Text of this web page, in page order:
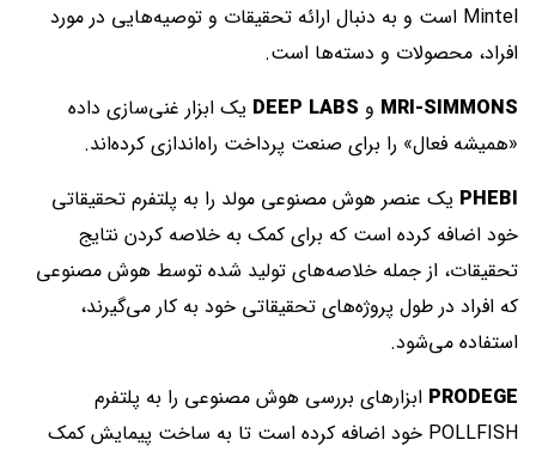
Mintel است و به دنبال ارائه تحقیقات و توصیه‌هایی در مورد
افراد، محصولات و دسته‌ها است.
MRI-SIMMONS و DEEP LABS یک ابزار غنی‌سازی داده
«همیشه فعال» را برای صنعت پرداخت راه‌اندازی کرده‌اند.
PHEBI یک عنصر هوش مصنوعی مولد را به پلتفرم تحقیقاتی
خود اضافه کرده است که برای کمک به خلاصه کردن نتایج
تحقیقات، از جمله خلاصه‌های تولید شده توسط هوش مصنوعی
که افراد در طول پروژه‌های تحقیقاتی خود به کار می‌گیرند،
استفاده می‌شود.
PRODEGE ابزارهای بررسی هوش مصنوعی را به پلتفرم
POLLFISH خود اضافه کرده است تا به ساخت پیمایش کمک